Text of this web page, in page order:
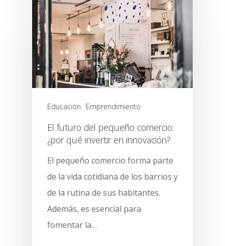
Educación Emprendimiento
El futuro del pequeño comercio:
¿por qué invertir en innovación?
El pequeño comercio forma parte
de la vida cotidiana de los barrios y
de la rutina de sus habitantes.
Además, es esencial para
fomentar la…